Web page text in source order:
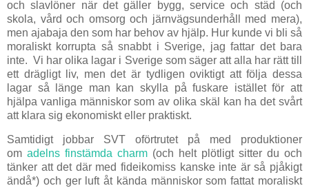
och slavlöner när det gäller bygg, service och städ (och
skola, vård och omsorg och järnvägsunderhåll med mera),
men ajabaja den som har behov av hjälp. Hur kunde vi bli så
moraliskt korrupta så snabbt i Sverige, jag fattar det bara
inte. Vi har olika lagar i Sverige som säger att alla har rätt till
ett drägligt liv, men det är tydligen oviktigt att följa dessa
lagar så länge man kan skylla på fuskare istället för att
hjälpa vanliga människor som av olika skäl kan ha det svårt
att klara sig ekonomiskt eller praktiskt.
Samtidigt jobbar SVT oförtrutet på med produktioner
om adelns finstämda charm (och helt plötligt sitter du och
tänker att det där med fideikomiss kanske inte är så pjåkigt
ändå*) och ger luft åt kända människor som fattat moraliskt